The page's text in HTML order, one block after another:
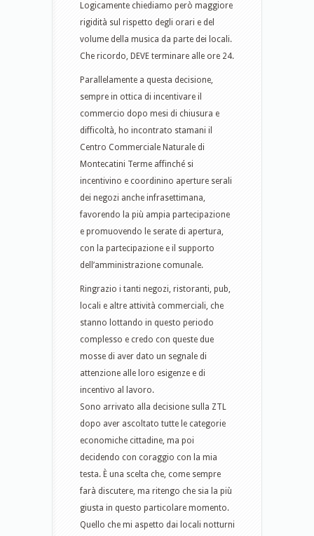
Logicamente chiediamo però maggiore
rigidità sul rispetto degli orari e del
volume della musica da parte dei locali.
Che ricordo, DEVE terminare alle ore 24.
Parallelamente a questa decisione,
sempre in ottica di incentivare il
commercio dopo mesi di chiusura e
difficoltà, ho incontrato stamani il
Centro Commerciale Naturale di
Montecatini Terme affinché si
incentivino e coordinino aperture serali
dei negozi anche infrasettimana,
favorendo la più ampia partecipazione
e promuovendo le serate di apertura,
con la partecipazione e il supporto
dell’amministrazione comunale.
Ringrazio i tanti negozi, ristoranti, pub,
locali e altre attività commerciali, che
stanno lottando in questo periodo
complesso e credo con queste due
mosse di aver dato un segnale di
attenzione alle loro esigenze e di
incentivo al lavoro.
Sono arrivato alla decisione sulla ZTL
dopo aver ascoltato tutte le categorie
economiche cittadine, ma poi
decidendo con coraggio con la mia
testa. È una scelta che, come sempre
farà discutere, ma ritengo che sia la più
giusta in questo particolare momento.
Quello che mi aspetto dai locali notturni